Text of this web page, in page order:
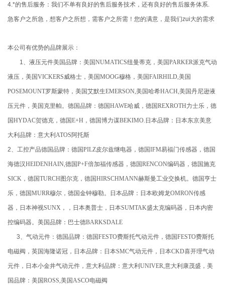
4.*的售后服务：我们不单有良好的售后服务技术，还有良好的售后服务体系.
急客户之所急，想客户之所想，需客户之所需！您的满意，是我们zui大的需求
本公司有优势的品牌展示：
1、液压元件美国品牌：美国NUMATICS纽曼蒂克，美国PARKER派克气动
液压，美国VICKERS威格士，美国MOOG穆格，美国FAIRHILD,美国
POSEMOUNT罗斯蒙特，美国艾默生EMERSON,美国哈希HACH,美国丹尼逊液
压元件，美国克里帕。德国品牌：德国HAWE哈威，德国REXROTH力士乐，德
国HYDAC贺德克，德国E+H ，德国博力谋BEKIMO. 日本品牌：日本东京美意
大利品牌：意大利ATOS阿托斯
2、工控产品德国品牌：德国PILZ皮尔兹继电器，德国IFM易福门传感器，德国
海德汉HEIDENHAIN,德国P+F倍加福传感器，德国RENCON编码器，德国施克
SICK ，德国TURCH图尔克，德国HIRSCHMANN赫斯曼工业交换机。德国亨士
乐，德国MURR穆尔，德国金钟穆勒。日本品牌：日本欧姆龙OMRON传感
器，日本神视SUNX ，，日本奥普士，日本SUMTAK盛太克编码器，日本内密
控编码器。美国品牌：巴士德BARKSDALE
3、气动元件：德国品牌：德国FESTO费斯托气动元件，德国FESTO费斯托
电磁阀，英国海隆诺冠，日本品牌：日本SMC气动元件，日本CKD喜开理气动
元件，日本小金井气动元件，意大利品牌：意大利UNIVER,意大利康茂盛，美
国品牌：美国ROSS,美国ASCO电磁阀